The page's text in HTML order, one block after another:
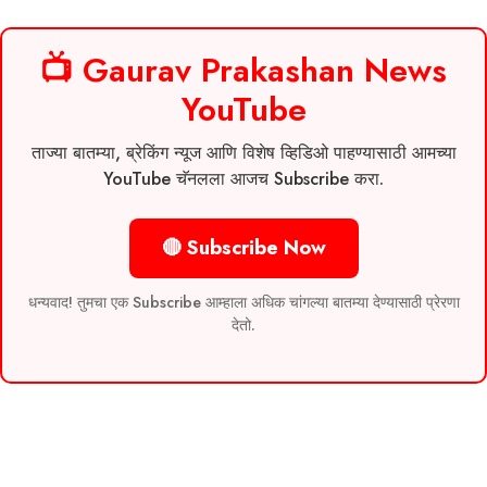
📺 Gaurav Prakashan News
YouTube
ताज्या बातम्या, ब्रेकिंग न्यूज आणि विशेष व्हिडिओ पाहण्यासाठी आमच्या
YouTube चॅनलला आजच Subscribe करा.
🔴 Subscribe Now
धन्यवाद! तुमचा एक Subscribe आम्हाला अधिक चांगल्या बातम्या देण्यासाठी प्रेरणा
देतो.